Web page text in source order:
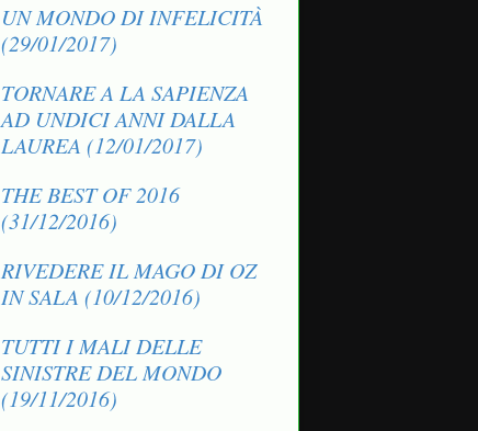
UN MONDO DI INFELICITÀ
(29/01/2017)
TORNARE A LA SAPIENZA
AD UNDICI ANNI DALLA
LAUREA (12/01/2017)
THE BEST OF 2016
(31/12/2016)
RIVEDERE IL MAGO DI OZ
IN SALA (10/12/2016)
TUTTI I MALI DELLE
SINISTRE DEL MONDO
(19/11/2016)